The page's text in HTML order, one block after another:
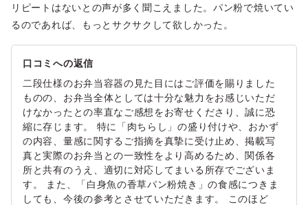
リピートはないとの声が多く聞こえました。パン粉で焼いてい
るのであれば、もっとサクサクして欲しかった。
口コミへの返信
二段仕様のお弁当容器の見た目にはご評価を賜りました
ものの、お弁当全体としては十分な魅力をお感じいただ
けなかったとの率直なご感想をお寄せくださり、誠に恐
縮に存じます。 特に「肉ちらし」の盛り付けや、おかず
の内容、量感に関するご指摘を真摯に受け止め、掲載写
真と実際のお弁当との一致性をより高めるため、関係各
所と共有のうえ、適切に対応してまいる所存でございま
す。 また、「白身魚の香草パン粉焼き」の食感につきま
しても、今後の参考とさせていただきます。 このほど